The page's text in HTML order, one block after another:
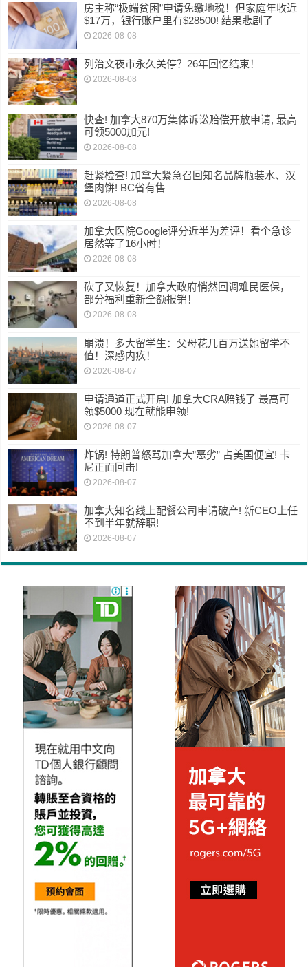
房主称“极端贫困”申请免缴地税！但家庭年收近
$17万，银行账户里有$28500! 结果悲剧了
2026-08-08
列治文夜市永久关停？26年回忆结束！
2026-08-08
快查! 加拿大870万集体诉讼赔偿开放申请, 最高
可领5000加元!
2026-08-08
赶紧检查! 加拿大紧急召回知名品牌瓶装水、汉
堡肉饼! BC省有售
2026-08-08
加拿大医院Google评分近半为差评！看个急诊
居然等了16小时！
2026-08-08
砍了又恢复！加拿大政府悄然回调难民医保，
部分福利重新全额报销！
2026-08-08
崩溃！多大留学生：父母花几百万送她留学不
值！深感内疚！
2026-08-07
申请通道正式开启! 加拿大CRA赔钱了 最高可
领$5000 现在就能申领!
2026-08-07
炸锅! 特朗普怒骂加拿大”恶劣” 占美国便宜! 卡
尼正面回击!
2026-08-07
加拿大知名线上配餐公司申请破产! 新CEO上任
不到半年就辞职!
2026-08-07